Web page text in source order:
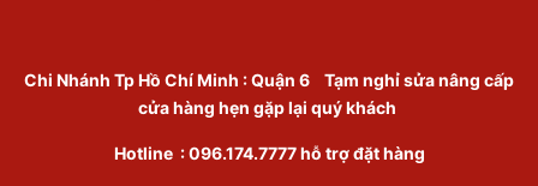
Chi Nhánh Tp Hồ Chí Minh :Quận 6 Tạm nghỉ sửa nâng cấp
cửa hàng hẹn gặp lại quý khách
Hotline : 096.174.7777 hỗ trợ đặt hàng